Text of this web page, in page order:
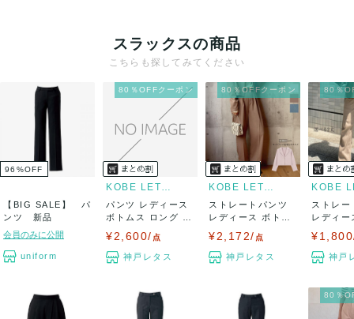
スラックスの商品
こちらも探してみてください
96 %OFF
【BIG SALE】 パ
ンツ 新品
会員のみに公開
uniform
80％OFFクーポン
KOBE LETTUCE
パンツ レディース
ボトムス ロング 春
¥2,600/ 点
神戸レタス
80％OFFクーポン
KOBE LETTUCE
ストレートパンツ
レディース ボトム
¥2,172/ 点
神戸レタス
80％
ストレー
レディー
神戸
80％